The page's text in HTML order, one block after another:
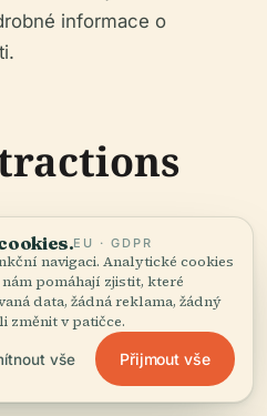
informace o
360
pohledy na Lantau
Buddha a klášteru Po
EU · GDPR
navigaci. Analytické cookies
pomáhají zjistit, které
data, žádná reklama, žádný
změnit v patičce.
vše Přijmout vše